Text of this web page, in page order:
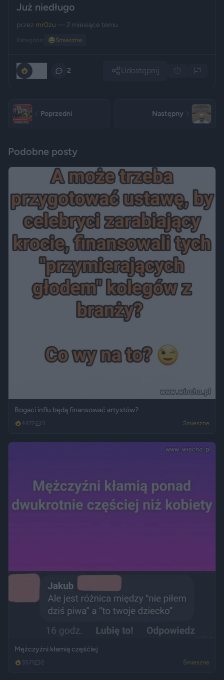
Już niedługo
przez mr0zu — 2 miesiące temu
Kategoria: 😂Śmieszne
2 Udostępnij
Poprzedni Następny
Podobne posty
Bogaci influ będą finansować artystów?
4472 3 Śmieszne
Mężczyźni kłamią częśćiej
3571 2 Śmieszne